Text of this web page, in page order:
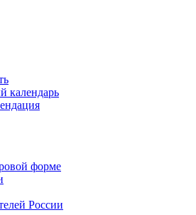
календарь
форме
России